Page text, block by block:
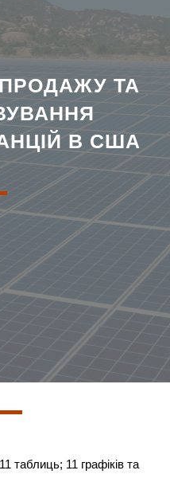
ТА
В США
таблиць; 11 графіків та